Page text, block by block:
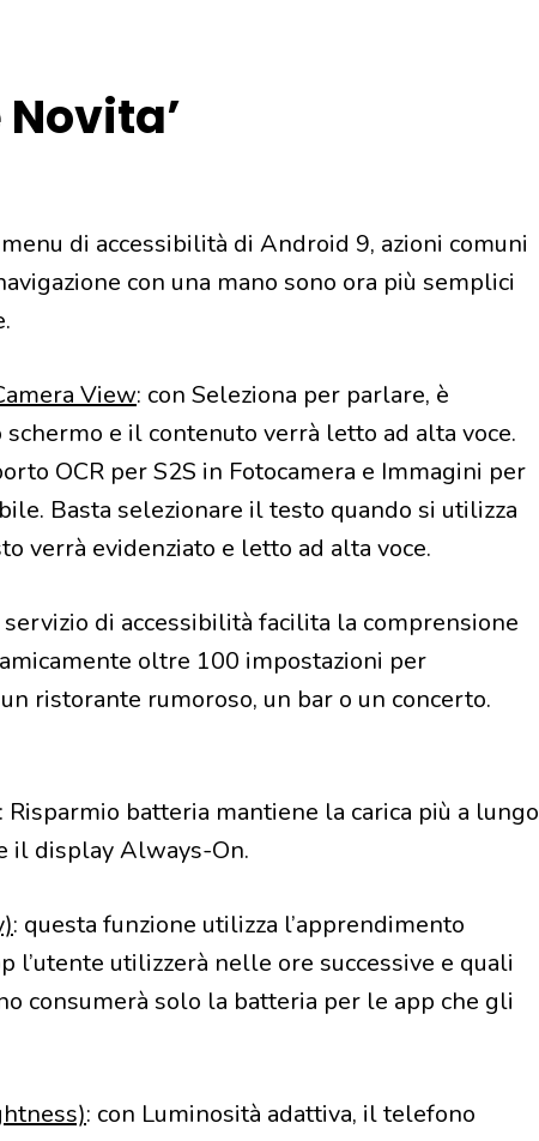
di accessibilità di Android 9, azioni comuni
con una mano sono ora più semplici
View: con Seleziona per parlare, è
e il contenuto verrà letto ad alta voce.
OCR per S2S in Fotocamera e Immagini per
Basta selezionare il testo quando si utilizza
verrà evidenziato e letto ad alta voce.
servizio di accessibilità facilita la comprensione
oltre 100 impostazioni per
ristorante rumoroso, un bar o un concerto.
: Risparmio batteria mantiene la carica più a lungo
il display Always-On.
: questa funzione utilizza l’apprendimento
l’utente utilizzerà nelle ore successive e quali
consumerà solo la batteria per le app che gli
: con Luminosità adattiva, il telefono